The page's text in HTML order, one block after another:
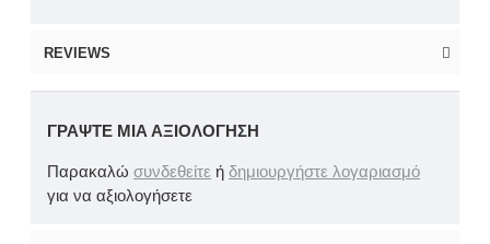
REVIEWS
ΓΡΆΨΤΕ ΜΙΑ ΑΞΙΟΛΌΓΗΣΗ
Παρακαλώ συνδεθείτε ή δημιουργήστε λογαριασμό
για να αξιολογήσετε